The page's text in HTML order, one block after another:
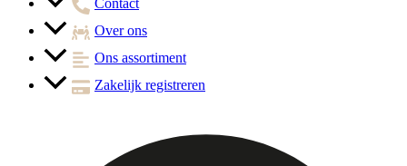
Contact
Over ons
Ons assortiment
Zakelijk registreren